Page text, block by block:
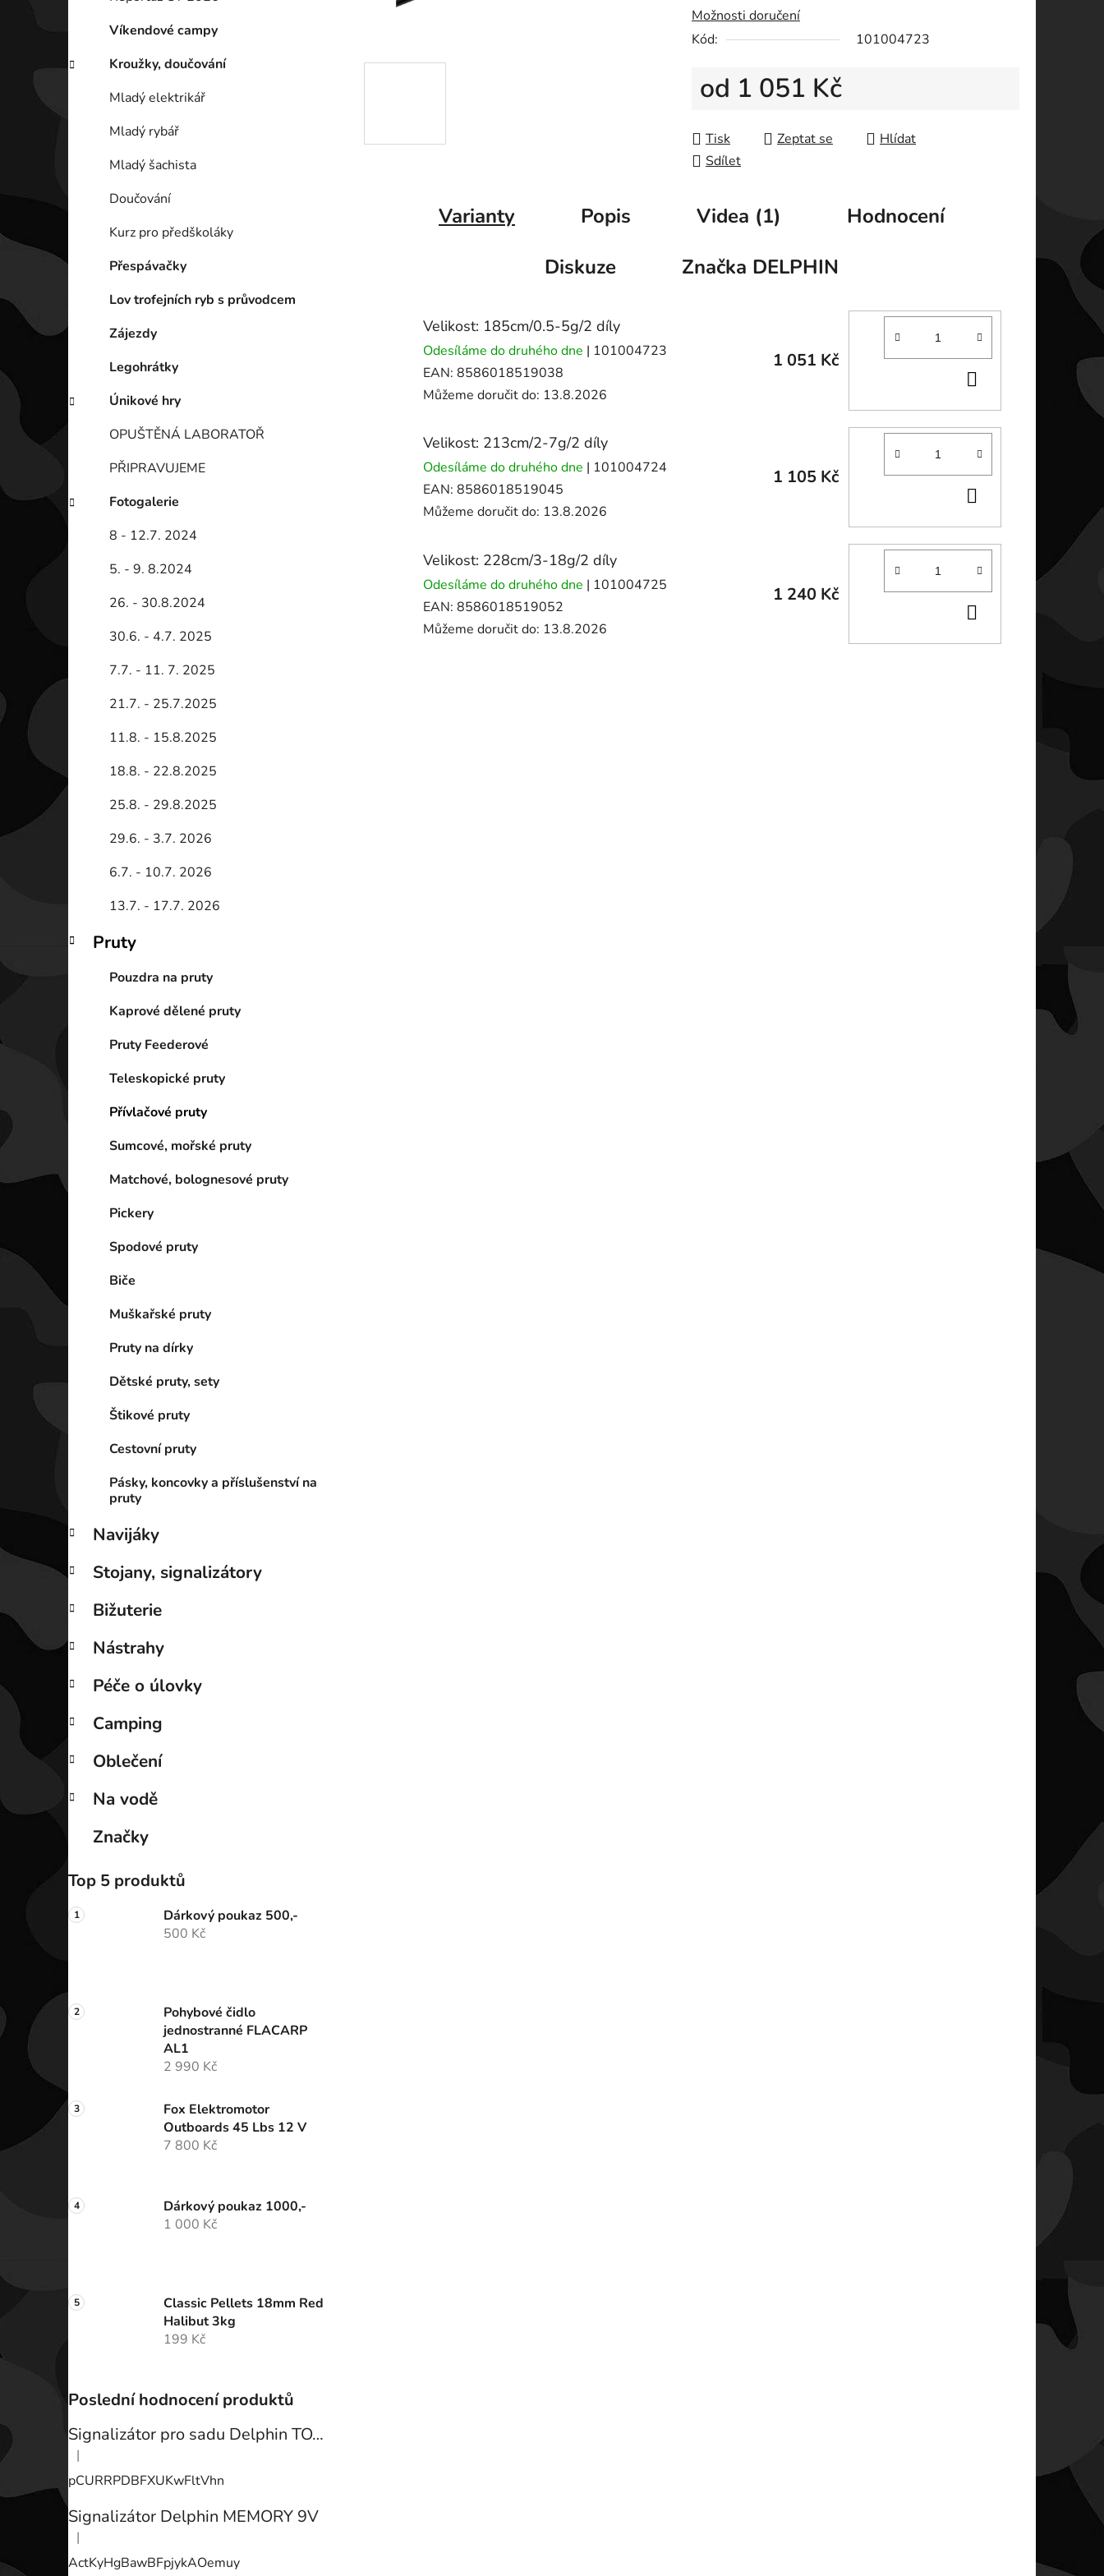
e
Víkendové campy
Kroužky, doučování
Mladý elektrikář
Mladý rybář
Mladý šachista
Doučování
Kurz pro předškoláky
Přespávačky
Lov trofejních ryb s průvodcem
Zájezdy
Legohrátky
Únikové hry
OPUŠTĚNÁ LABORATOŘ
PŘIPRAVUJEME
Fotogalerie
8 - 12.7. 2024
5. - 9. 8.2024
26. - 30.8.2024
30.6. - 4.7. 2025
7.7. - 11. 7. 2025
21.7. - 25.7.2025
11.8. - 15.8.2025
18.8. - 22.8.2025
25.8. - 29.8.2025
29.6. - 3.7. 2026
6.7. - 10.7. 2026
13.7. - 17.7. 2026
Pruty
Pouzdra na pruty
Kaprové dělené pruty
Pruty Feederové
Teleskopické pruty
Přívlačové pruty
Sumcové, mořské pruty
Matchové, bolognesové pruty
Pickery
Spodové pruty
Biče
Muškařské pruty
Pruty na dírky
Dětské pruty, sety
Štikové pruty
Cestovní pruty
Pásky, koncovky a příslušenství na
pruty
Navijáky
Stojany, signalizátory
Bižuterie
Nástrahy
Péče o úlovky
Camping
Oblečení
Na vodě
Značky
Top 5 produktů
Dárkový poukaz 500,-
500 Kč
Pohybové čidlo
jednostranné FLACARP
AL1
2 990 Kč
Fox Elektromotor
Outboards 45 Lbs 12 V
7 800 Kč
Dárkový poukaz 1000,-
1 000 Kč
Classic Pellets 18mm Red
Halibut 3kg
199 Kč
Poslední hodnocení produktů
Signalizátor pro sadu Delphin TOTEM
Hodnocení produktu je 3 z 5 hvězdiček.
|
pCURRPDBFXUKwFltVhn
Signalizátor Delphin MEMORY 9V
Hodnocení produktu je 3 z 5 hvězdiček.
|
ActKyHgBawBFpjykAOemuy
hvězdiček.
Možnosti doručení
Kód:
101004723
od 1 051 Kč
Tisk
Zeptat se
Hlídat
Sdílet
Varianty Popis Videa (1)
Hodnocení
Diskuze
Značka DELPHIN
Velikost: 185cm/0.5-5g/2 díly
Odesíláme do druhého dne | 101004723
EAN: 8586018519038
Můžeme doručit do: 13.8.2026
1 051 Kč
KOŠÍKU
Velikost: 213cm/2-7g/2 díly
Odesíláme do druhého dne | 101004724
EAN: 8586018519045
Můžeme doručit do: 13.8.2026
1 105 Kč
KOŠÍKU
Velikost: 228cm/3-18g/2 díly
Odesíláme do druhého dne | 101004725
EAN: 8586018519052
Můžeme doručit do: 13.8.2026
1 240 Kč
KOŠÍKU